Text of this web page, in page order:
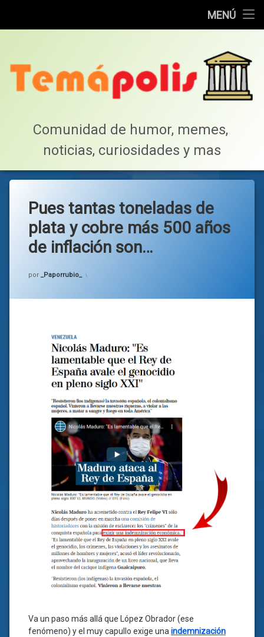
MENÚ
Lista de Megapost
Tabla de puntos
Comunidad de humor, memes,
noticias, curiosidades y mas
Pues tantas toneladas de
plata y cobre más 500 años
de inflación son…
por _Paporrubio_
Va un paso más allá que López Obrador (ese
fenómeno) y el muy capullo exige una indemnización